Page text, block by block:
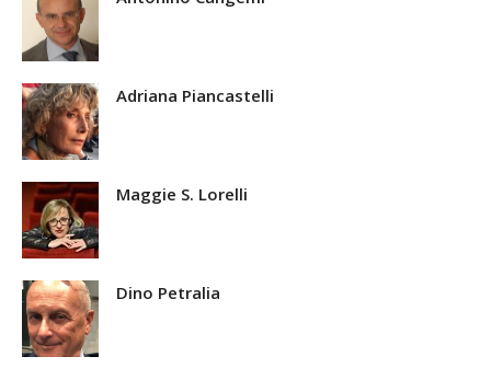
Adriana Piancastelli
Maggie S. Lorelli
Dino Petralia